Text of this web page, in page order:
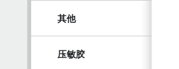
其他
压敏胶